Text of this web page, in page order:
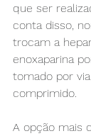
que ser
conta disso,
trocam a
enoxaparina
tomado por
comprimido.
A opção mais